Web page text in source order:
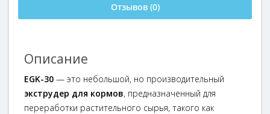
Отзывов (0)
Описание
EGK-30 — это небольшой, но производительный
экструдер для кормов, предназначенный для
переработки растительного сырья, такого как